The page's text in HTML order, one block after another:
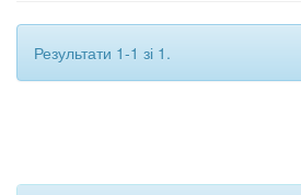
Результати 1-1 зі 1.